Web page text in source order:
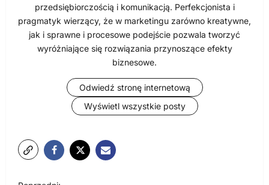
przedsiębiorczością i komunikacją. Perfekcjonista i
pragmatyk wierzący, że w marketingu zarówno kreatywne,
jak i sprawne i procesowe podejście pozwala tworzyć
wyróżniające się rozwiązania przynoszące efekty
biznesowe.
Odwiedź stronę internetową
Wyświetl wszystkie posty
N